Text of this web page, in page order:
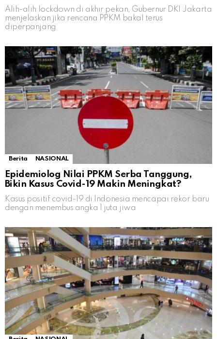
Alih-alih lockdown di akhir pekan, Gubernur DKI Jakarta
menjelaskan jika rencana PPKM bakal terus
diperpanjang
Berita NASIONAL
Epidemiolog Nilai PPKM Serba Tanggung,
Bikin Kasus Covid-19 Makin Meningkat?
Kasus positif covid-19 di Indonesia mencapai rekor baru
dengan menembus angka 1 juta jiwa